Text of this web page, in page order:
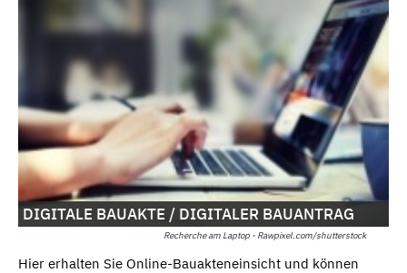
Recherche am Laptop - Rawpixel.com/shutterstock
DIGITALE BAUAKTE / DIGITALER BAUANTRAG
Hier erhalten Sie Online-Bauakteneinsicht und können